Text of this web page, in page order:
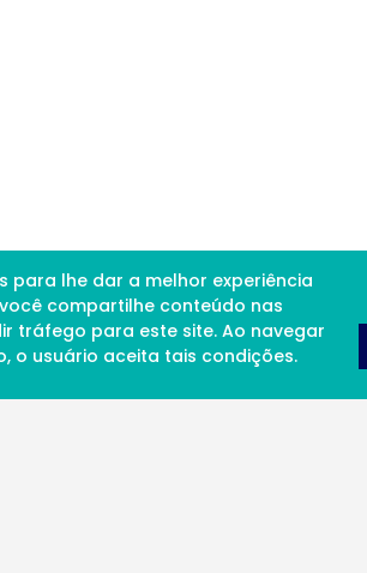
para lhe dar a melhor experiência
compartilhe conteúdo nas
tráfego para este site. Ao navegar
o usuário aceita tais condições.